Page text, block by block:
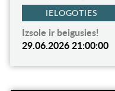
IELOGOTIES
Izsole ir beigusies!
29.06.2026 21:00:00